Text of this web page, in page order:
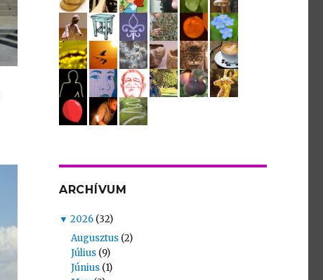
ARCHÍVUM
▼ 2026 (32)
Augusztus (2)
Július (9)
Június (1)